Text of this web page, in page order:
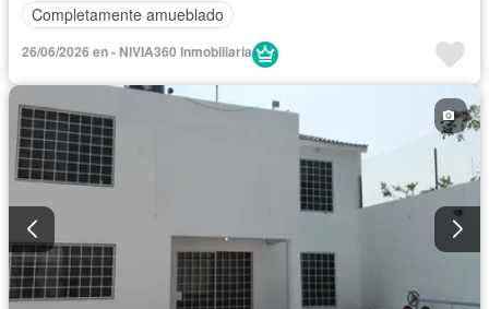
Completamente amueblado
26/06/2026 en - NIVIA360 Inmobiliaria